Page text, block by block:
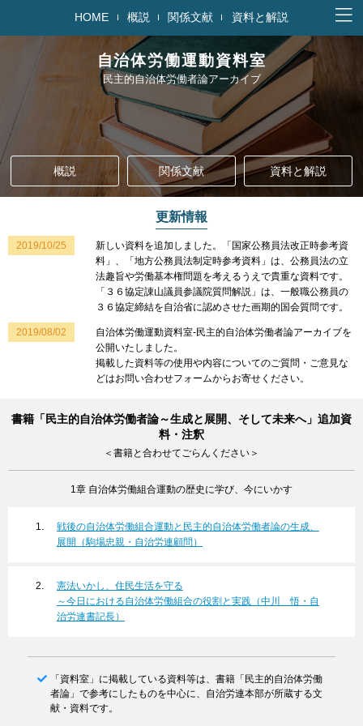
HOME 概説 関係文献 資料と解説
自治体労働運動資料室
民主的自治体労働者論アーカイブ
概説 関係文献 資料と解説
更新情報
2019/10/25 新しい資料を追加しました。
「国家公務員法改正時参考資
料」 、 「地方公務員法制定時参考資料」 は、公務員法の立
法趣旨や労働基本権問題を考えるうえで貴重な資料です。
「 ３６協定諌山議員参議院質問解説 」は、一般職公務員の
３６協定締結を自治省に認めさせた画期的国会質問です。
2019/08/02
自治体労働運動資料室-民主的自治体労働者論アーカイブを
公開いたしました。
掲載した資料等の使用や内容についてのご質問・ご意見な
どはお問い合わせフォームからお寄せください。
書籍「民主的自治体労働者論～生成と展開、そして未来へ」追加資
料・注釈
＜書籍と合わせてごらんください＞
1章 自治体労働組合運動の歴史に学び、今にいかす
戦後の自治体労働組合運動と民主的自治体労働者論の生成、
展開（駒場忠親・自治労連顧問）
憲法いかし、住民生活を守る
～今日における自治体労働組合の役割と実践（中川 悟・自
治労連書記長）
「資料室」に掲載している資料等は、書籍「民主的自治体労働
者論」で参考にしたものを中心に、自治労連本部が所蔵する文
献・資料です。